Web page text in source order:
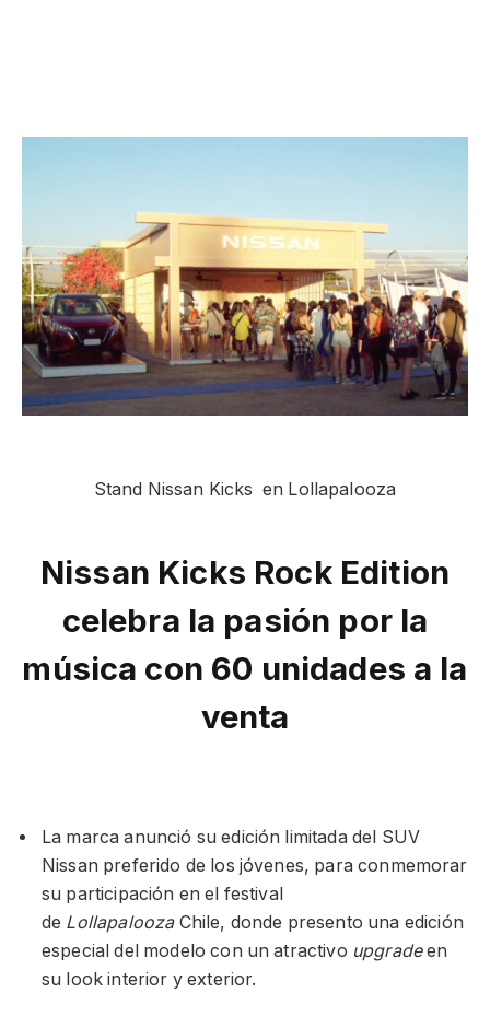
Stand Nissan Kicks en Lollapalooza
Nissan Kicks Rock Edition
celebra la pasión por la
música con 60 unidades a la
venta
La marca anunció su edición limitada del SUV
Nissan preferido de los jóvenes, para conmemorar
su participación en el festival
de Lollapalooza Chile, donde presento una edición
especial del modelo con un atractivo upgradeen
su look interior y exterior.